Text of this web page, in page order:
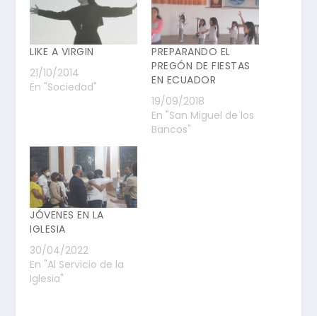
LIKE A VIRGIN
21/10/2014
En "Sociedad"
PREPARANDO EL
PREGÓN DE FIESTAS
EN ECUADOR
19/09/2018
En "San Miguel de los
Bancos"
JÓVENES EN LA
IGLESIA
30/04/2022
En "Al Servicio de la
Iglesia"